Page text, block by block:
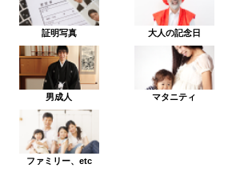
証明写真 大人の記念日
男成人 マタニティ
ファミリー、etc